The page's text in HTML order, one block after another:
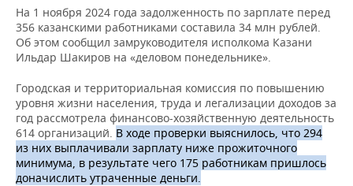
КИБЕРСПОРТ
ФИГУРНОЕ КАТАНИЕ
ВОДНЫЕ ВИДЫ СПОРТА
ХОККЕЙ С МЯЧОМ
КУЛЬТУРА
МЕДИЦИНА
ОБРАЗОВАНИЕ
ПРОИСШЕСТВИЯ
СПИСОК КОМПАНИЙ
На 1 ноября 2024 года задолженность по зарплате перед
356 казанскими работниками составила 34 млн рублей.
Об этом сообщил замруководителя исполкома Казани
Ильдар Шакиров на «деловом понедельнике».
Городская и территориальная комиссия по повышению
уровня жизни населения, труда и легализации доходов за
год рассмотрела финансово-хозяйственную деятельность
614 организаций. В ходе проверки выяснилось, что 294
из них выплачивали зарплату ниже прожиточного
минимума, в результате чего 175 работникам пришлось
доначислить утраченные деньги.